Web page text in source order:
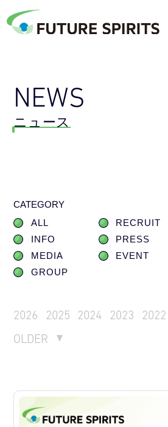
NEWS
ニュース
CATEGORY
ALL
RECRUIT
INFO
PRESS
MEDIA
EVENT
GROUP
2026 2025 2024 2023
2022
OLDER